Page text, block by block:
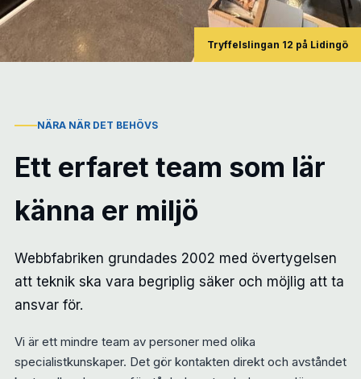
Tryffelslingan 12 på Lidingö
NÄRA NÄR DET BEHÖVS
Ett erfaret team som lär
känna er miljö
Webbfabriken grundades 2002 med övertygelsen
att teknik ska vara begriplig säker och möjlig att ta
ansvar för.
Vi är ett mindre team av personer med olika
specialistkunskaper. Det gör kontakten direkt och avståndet